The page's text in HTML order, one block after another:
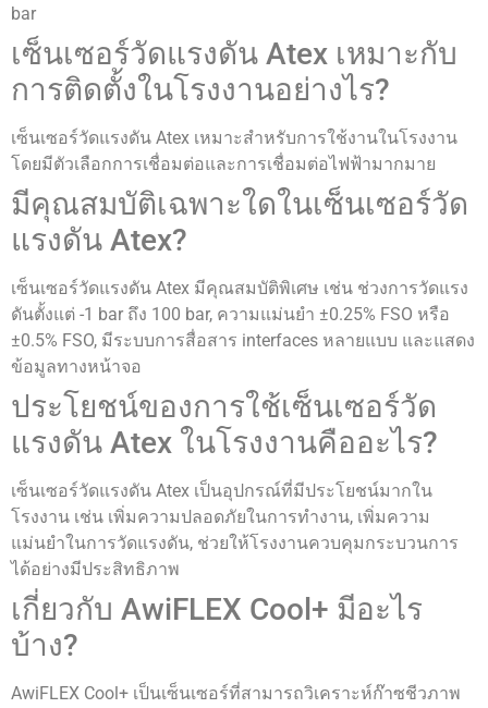
bar
เซ็นเซอร์วัดแรงดัน Atex เหมาะกับ
การติดตั้งในโรงงานอย่างไร?
เซ็นเซอร์วัดแรงดัน Atex เหมาะสำหรับการใช้งานในโรงงาน
โดยมีตัวเลือกการเชื่อมต่อและการเชื่อมต่อไฟฟ้ามากมาย
มีคุณสมบัติเฉพาะใดในเซ็นเซอร์วัด
แรงดัน Atex?
เซ็นเซอร์วัดแรงดัน Atex มีคุณสมบัติพิเศษ เช่น ช่วงการวัดแรง
ดันตั้งแต่ -1 bar ถึง 100 bar, ความแม่นยำ ±0.25% FSO หรือ
±0.5% FSO, มีระบบการสื่อสาร interfaces หลายแบบ และแสดง
ข้อมูลทางหน้าจอ
ประโยชน์ของการใช้เซ็นเซอร์วัด
แรงดัน Atex ในโรงงานคืออะไร?
เซ็นเซอร์วัดแรงดัน Atex เป็นอุปกรณ์ที่มีประโยชน์มากใน
โรงงาน เช่น เพิ่มความปลอดภัยในการทำงาน, เพิ่มความ
แม่นยำในการวัดแรงดัน, ช่วยให้โรงงานควบคุมกระบวนการ
ได้อย่างมีประสิทธิภาพ
เกี่ยวกับ AwiFLEX Cool+ มีอะไร
บ้าง?
AwiFLEX Cool+ เป็นเซ็นเซอร์ที่สามารถวิเคราะห์ก๊าซชีวภาพ